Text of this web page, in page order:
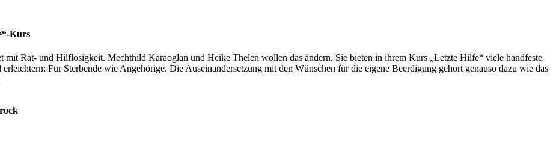
Kurs
mit Rat- und Hilflosigkeit. Mechthild Karaoglan und Heike Thelen wollen das ändern. Sie bieten in ihrem Kurs „Letzte Hilfe“ viele handfeste
Für Sterbende wie Angehörige. Die Auseinandersetzung mit den Wünschen für die eigene Beerdigung gehört genauso dazu wie das